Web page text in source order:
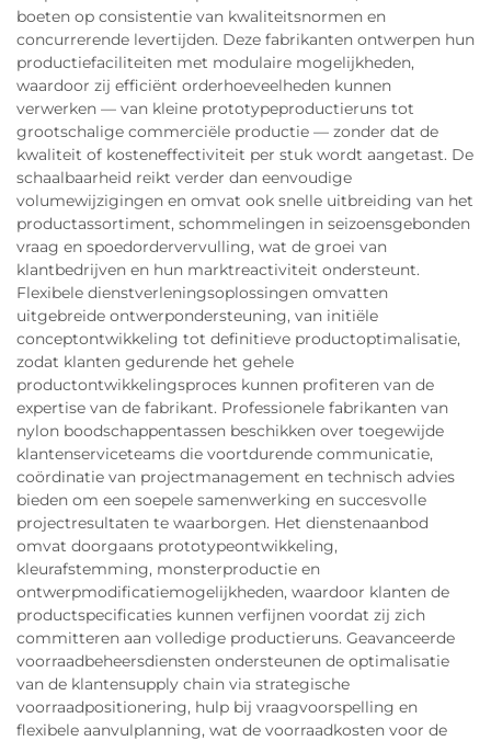
boeten op consistentie van kwaliteitsnormen en
concurrerende levertijden. Deze fabrikanten ontwerpen hun
productiefaciliteiten met modulaire mogelijkheden,
waardoor zij efficiënt orderhoeveelheden kunnen
verwerken — van kleine prototypeproductieruns tot
grootschalige commerciële productie — zonder dat de
kwaliteit of kosteneffectiviteit per stuk wordt aangetast. De
schaalbaarheid reikt verder dan eenvoudige
volumewijzigingen en omvat ook snelle uitbreiding van het
productassortiment, schommelingen in seizoensgebonden
vraag en spoedordervervulling, wat de groei van
klantbedrijven en hun marktreactiviteit ondersteunt.
Flexibele dienstverleningsoplossingen omvatten
uitgebreide ontwerpondersteuning, van initiële
conceptontwikkeling tot definitieve productoptimalisatie,
zodat klanten gedurende het gehele
productontwikkelingsproces kunnen profiteren van de
expertise van de fabrikant. Professionele fabrikanten van
nylon boodschappentassen beschikken over toegewijde
klantenserviceteams die voortdurende communicatie,
coördinatie van projectmanagement en technisch advies
bieden om een soepele samenwerking en succesvolle
projectresultaten te waarborgen. Het dienstenaanbod
omvat doorgaans prototypeontwikkeling,
kleurafstemming, monsterproductie en
ontwerpmodificatiemogelijkheden, waardoor klanten de
productspecificaties kunnen verfijnen voordat zij zich
committeren aan volledige productieruns. Geavanceerde
voorraadbeheersdiensten ondersteunen de optimalisatie
van de klantensupply chain via strategische
voorraadpositionering, hulp bij vraagvoorspelling en
flexibele aanvulplanning, wat de voorraadkosten voor de